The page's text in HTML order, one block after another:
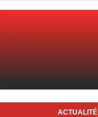
ACTUALITÉ